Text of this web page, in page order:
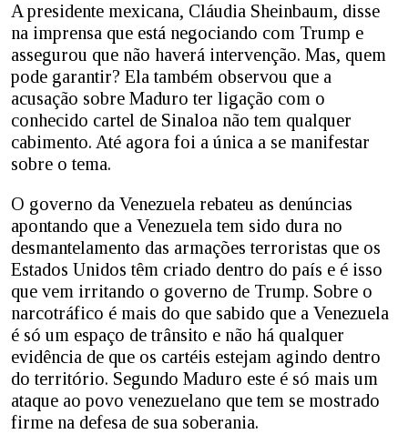
A presidente mexicana, Cláudia Sheinbaum, disse
na imprensa que está negociando com Trump e
assegurou que não haverá intervenção. Mas, quem
pode garantir? Ela também observou que a
acusação sobre Maduro ter ligação com o
conhecido cartel de Sinaloa não tem qualquer
cabimento. Até agora foi a única a se manifestar
sobre o tema.
O governo da Venezuela rebateu as denúncias
apontando que a Venezuela tem sido dura no
desmantelamento das armações terroristas que os
Estados Unidos têm criado dentro do país e é isso
que vem irritando o governo de Trump. Sobre o
narcotráfico é mais do que sabido que a Venezuela
é só um espaço de trânsito e não há qualquer
evidência de que os cartéis estejam agindo dentro
do território. Segundo Maduro este é só mais um
ataque ao povo venezuelano que tem se mostrado
firme na defesa de sua soberania.